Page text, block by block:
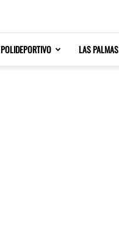
POLIDEPORTIVO LAS PALMAS